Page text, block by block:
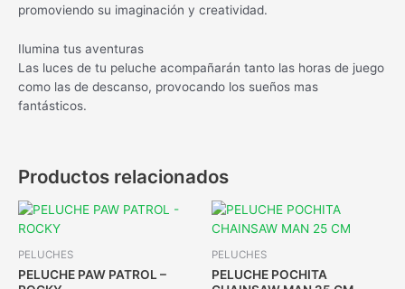
promoviendo su imaginación y creatividad.
Ilumina tus aventuras
Las luces de tu peluche acompañarán tanto las horas de juego
como las de descanso, provocando los sueños mas
fantásticos.
Productos relacionados
PELUCHES
PELUCHE PAW PATROL –
PELUCHES
PELUCHE POCHITA